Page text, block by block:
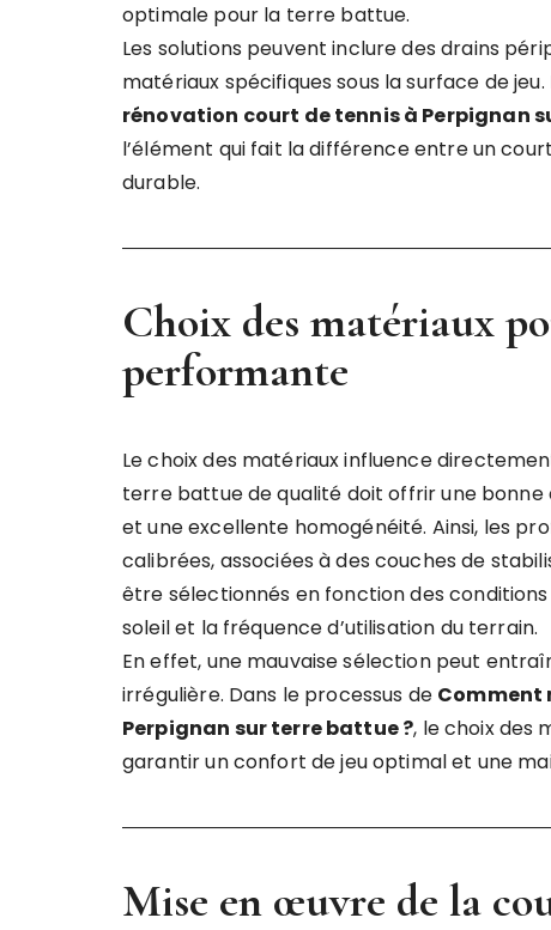
optimale pour la terre battue.
Les solutions peuvent inclure des drains
matériaux spécifiques sous la surface de
rénovation court de tennis à Perpignan
l’élément qui fait la différence entre un
durable.
Choix des matériaux
performante
Le choix des matériaux influence
terre battue de qualité doit offrir une bonne
et une excellente homogénéité. Ainsi, les
calibrées, associées à des couches de
être sélectionnés en fonction des
soleil et la fréquence d’utilisation du terrain.
En effet, une mauvaise sélection peut
irrégulière. Dans le processus de Comment
Perpignan sur terre battue ?, le choix des
garantir un confort de jeu optimal et une
Mise en œuvre de la